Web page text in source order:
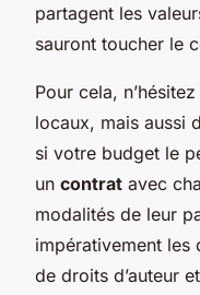
partagent les
sauront toucher le
Pour cela,
locaux, mais aussi
si votre budget le
un contrat avec
modalités de leur
impérativement les
de droits d’auteur